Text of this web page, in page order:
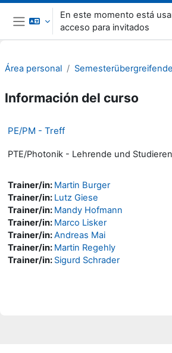
Salta al contenido principal
Panel lateral
En este momento está
acceso para invitados
Área personal
Información del curso
PE/PM - Treff
PTE/Photonik - Lehrende und
Trainer/in: Martin Burger
Trainer/in: Lutz Giese
Trainer/in: Mandy Hofmann
Trainer/in: Marco Lisker
Trainer/in:Andreas Mai
Trainer/in: Martin Regehly
Trainer/in: Sigurd Schrader